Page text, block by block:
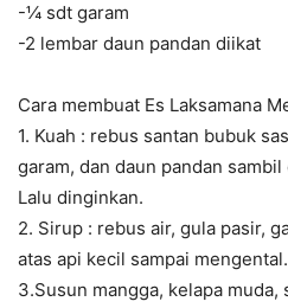
-¼ sdt garam
-2 lembar daun pandan diikat
Cara membuat Es Laksamana
1. Kuah : rebus santan bubuk
garam, dan daun pandan
Lalu dinginkan.
2. Sirup : rebus air, gula pasir,
atas api kecil sampai
3.Susun mangga, kelapa muda,